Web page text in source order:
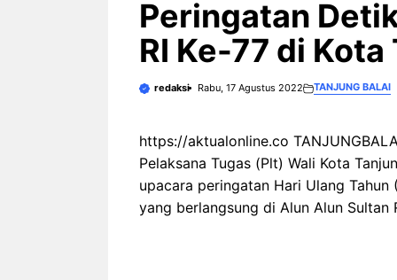
Peringatan
RI Ke-77 di
redaksi Rabu, 17 Agustus 2022 TANJUNG BALAI
https://aktualonline.co
Pelaksana Tugas (Plt) Wali Kota
upacara peringatan Hari Ulang
yang berlangsung di Alun Alun Sultan